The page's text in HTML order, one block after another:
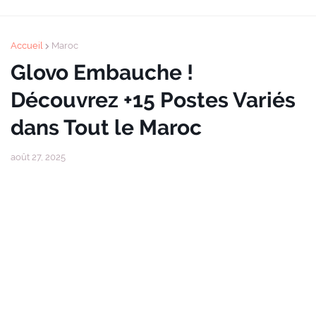
Accueil Maroc
Glovo Embauche !
Découvrez +15 Postes Variés
dans Tout le Maroc
août 27, 2025